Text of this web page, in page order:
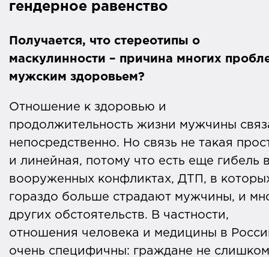
гендерное равенство
Получается, что стереотипы о
маскулинности – причина многих
мужским здоровьем?
Отношение к здоровью и
продолжительность жизни мужчины
непосредственно. Но связь не такая
и линейная, потому что есть еще гибель
вооруженных конфликтах, ДТП, в
гораздо больше страдают мужчины, и
других обстоятельств. В частности,
отношения человека и медицины в
очень специфичны: граждане не слишком